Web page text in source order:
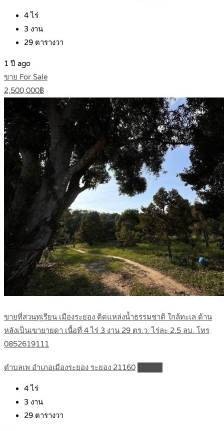
4 ไร่
3 งาน
29 ตารางวา
1 ปี ago
ขาย For Sale
2,500,000฿
ขายที่สวนทุเรียน เมืองระยอง ติดแหล่งน้ำธรรมชาติ ใกล้ทะเล ด้าน
หลังเป็นเขายายดา เนื้อที่ 4 ไร่ 3 งาน 29 ตร.ว. ไร่ละ 2.5 ลบ. โทร
0852619111
ตำบลเพ อำเภอเมืองระยอง ระยอง 21160
4ไร่
3 งาน
29 ตารางวา